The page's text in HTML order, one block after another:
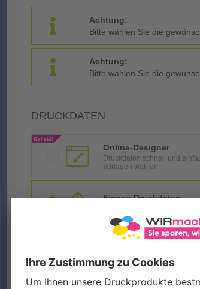
Achtung:
Bitte wählen Sie die
Achtung:
Bitte wählen Sie die
DRUCKDATEN
Online-Designer
Druckdaten schnell und
Vorlagen wählen.
Eigene Druckdaten
Laden Sie im Warenkorb